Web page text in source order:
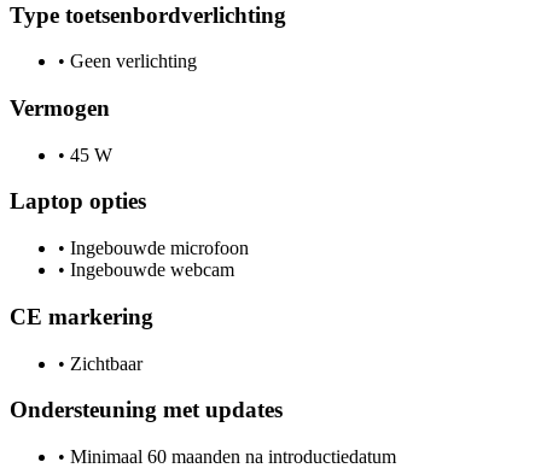
Type toetsenbordverlichting
• Geen verlichting
Vermogen
• 45 W
Laptop opties
• Ingebouwde microfoon
• Ingebouwde webcam
CE markering
• Zichtbaar
Ondersteuning met updates
• Minimaal 60 maanden na introductiedatum